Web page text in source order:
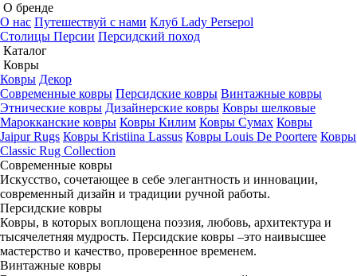
О бренде
О нас Путешествуй с нами Клуб Lady Persepol
Столицы Персии Персидский поход
Каталог
Ковры
Ковры Декор
Cовременные ковры Персидские ковры Винтажные ковры
Этнические ковры Дизайнерские ковры Ковры шелковые
Марокканские ковры Ковры Килим Ковры Сумах Ковры
Jaipur Rugs Ковры Kristiina Lassus Ковры Louis De Poortere Ковры
Classic Rug Collection
Cовременные ковры
Искусство, сочетающее в себе элегантность и инновации,
современный дизайн и традиции ручной работы.
Персидские ковры
Ковры, в которых воплощена поэзия, любовь, архитектура и
тысячелетняя мудрость. Персидские ковры –это наивысшее
мастерство и качество, проверенное временем.
Винтажные ковры